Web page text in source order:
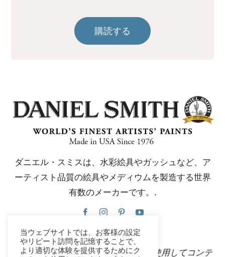
購読する
ダニエル・スミスは、水彩絵具やガッシュなど、ア
ーティスト品質の絵具やメディウムを製造する世界
有数のメーカーです。.
このウェブサイトは、Google翻訳を使用してコンテ
当ウェブサイトでは、お客様の設定
やリピート訪問を記憶することで、
より適切な体験を提供するためにク